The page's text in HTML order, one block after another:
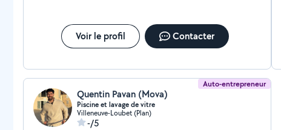
Voir le profil Contacter
Auto-entrepreneur
Quentin Pavan (Mova)
Piscine et lavage de vitre
Villeneuve-Loubet (Plan)
-/5